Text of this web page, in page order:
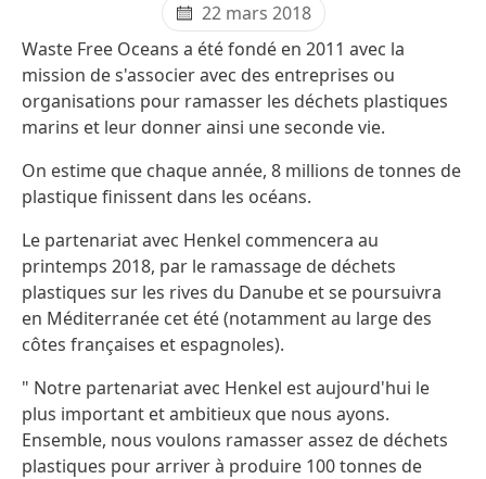
22 mars 2018
Waste Free Oceans a été fondé en 2011 avec la
mission de s'associer avec des entreprises ou
organisations pour ramasser les déchets plastiques
marins et leur donner ainsi une seconde vie.
On estime que chaque année, 8 millions de tonnes de
plastique finissent dans les océans.
Le partenariat avec Henkel commencera au
printemps 2018, par le ramassage de déchets
plastiques sur les rives du Danube et se poursuivra
en Méditerranée cet été(notamment au large des
côtes françaises et espagnoles).
" Notre partenariat avec Henkel est aujourd'hui le
plus important et ambitieux que nous ayons.
Ensemble, nous voulons ramasser assez de déchets
plastiques pour arriver à produire 100 tonnes de